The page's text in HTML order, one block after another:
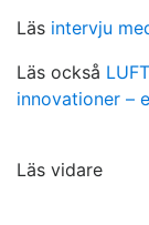
Läs intervju
Läs också
innovationer –
Läs vidare